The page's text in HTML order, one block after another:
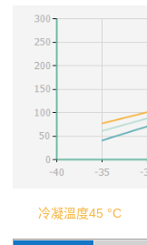
冷凝溫度45 °C